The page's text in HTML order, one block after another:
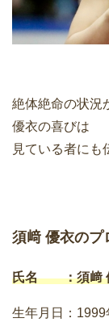
絶体絶命の状況
優衣の喜びは
見ている者にも
須﨑 優衣のプ
氏名 ：須﨑
生年月日：